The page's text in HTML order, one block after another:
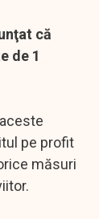
că
de 1
pe profit
măsuri